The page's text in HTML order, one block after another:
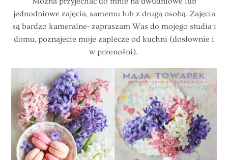
jednodniowe zajęcia, samemu lub z drugą osobą. Zajęcia
są bardzo kameralne- zapraszam Was do mojego studia i
domu, poznajecie moje zaplecze od kuchni (dosłownie i
w przenośni).